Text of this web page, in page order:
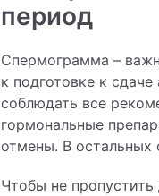
период
Спермограмма –
к подготовке к
соблюдать все
гормональные
отмены. В остальных
Чтобы не